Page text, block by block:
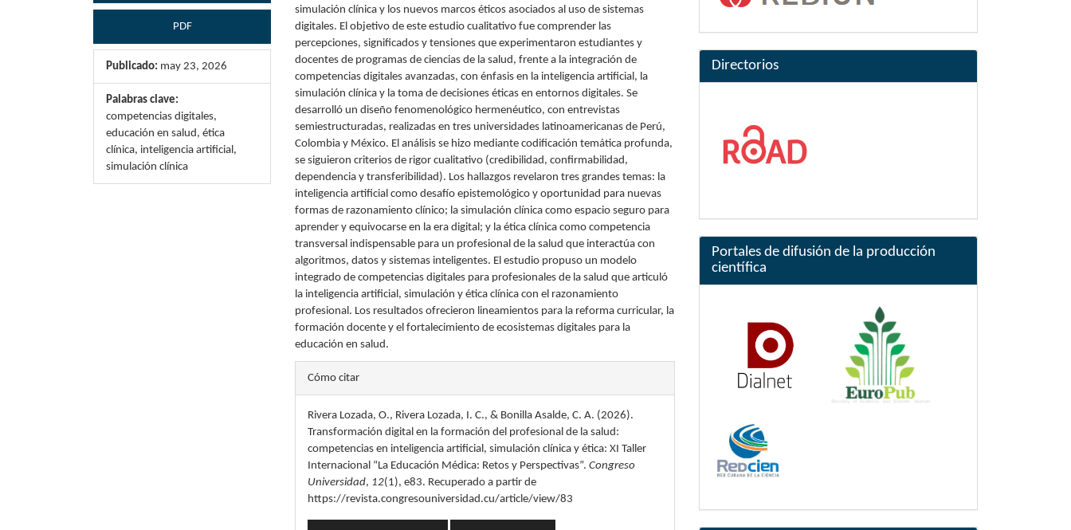
PDF
Publicado: may 23, 2026
Palabras clave:
competencias digitales,
educación en salud, ética
clínica, inteligencia artificial,
simulación clínica
simulación clínica y los nuevos marcos éticos asociados al uso de sistemas
digitales. El objetivo de este estudio cualitativo fue comprender las
percepciones, significados y tensiones que experimentaron estudiantes y
docentes de programas de ciencias de la salud, frente a la integración de
competencias digitales avanzadas, con énfasis en la inteligencia artificial, la
simulación clínica y la toma de decisiones éticas en entornos digitales. Se
desarrolló un diseño fenomenológico hermenéutico, con entrevistas
semiestructuradas, realizadas en tres universidades latinoamericanas de Perú,
Colombia y México. El análisis se hizo mediante codificación temática profunda,
se siguieron criterios de rigor cualitativo (credibilidad, confirmabilidad,
dependencia y transferibilidad). Los hallazgos revelaron tres grandes temas: la
inteligencia artificial como desafío epistemológico y oportunidad para nuevas
formas de razonamiento clínico; la simulación clínica como espacio seguro para
aprender y equivocarse en la era digital; y la ética clínica como competencia
transversal indispensable para un profesional de la salud que interactúa con
algoritmos, datos y sistemas inteligentes. El estudio propuso un modelo
integrado de competencias digitales para profesionales de la salud que articuló
la inteligencia artificial, simulación y ética clínica con el razonamiento
profesional. Los resultados ofrecieron lineamientos para la reforma curricular, la
formación docente y el fortalecimiento de ecosistemas digitales para la
educación en salud.
Detalles
del
artículo
Cómo citar
Rivera Lozada, O., Rivera Lozada, I. C., & Bonilla Asalde, C. A. (2026).
Transformación digital en la formación del profesional de la salud:
competencias en inteligencia artificial, simulación clínica y ética: XI Taller
Internacional “La Educación Médica: Retos y Perspectivas”.Congreso
Universidad, 12(1), e83. Recuperado a partir de
https://revista.congresouniversidad.cu/article/view/83
Directorios
Portales de difusión de la producción
científica